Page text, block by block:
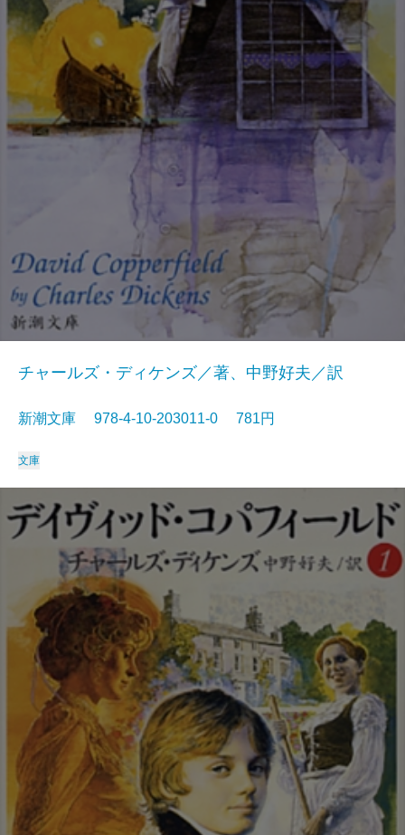
チャールズ・ディケンズ／著、中野好夫／訳
新潮文庫 978-4-10-203011-0 781円
文庫